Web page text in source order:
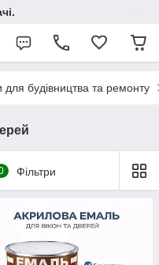
для будівництва та ремонту
Фільтри